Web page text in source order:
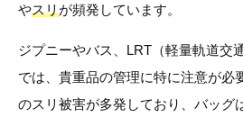
やスリが頻発しています。
ジプニーやバス、LRT（軽量軌道交
では、貴重品の管理に特に注意が必
のスリ被害が多発しており、バッグ